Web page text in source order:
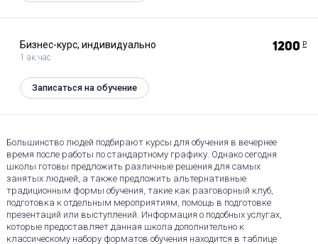
Бизнес-курс, индивидуально
1 ак.час
1200 Р
Записаться на обучение
Большинство людей подбирают курсы для обучения в вечернее
время после работы по стандартному графику. Однако сегодня
школы готовы предложить различные решения для самых
занятых людней, а также предложить альтернативные
традиционным формы обучения, такие как разговорный клуб,
подготовка к отдельным мероприятиям, помощь в подготовке
презентаций или выступлений. Информация о подобных услугах,
которые предоставляет данная школа дополнительно к
классическому набору форматов обучения находится в таблице